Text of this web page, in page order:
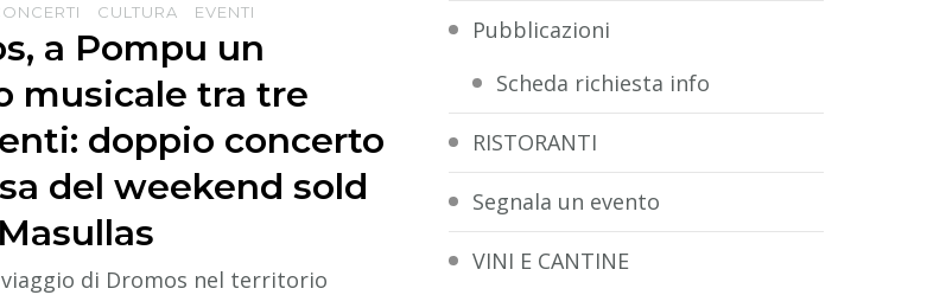
CULTURA EVENTI
a Pompu un
musicale tra tre
doppio concerto
del weekend sold
viaggio di Dromos nel territorio
Pubblicazioni
Scheda richiesta info
RISTORANTI
Segnala un evento
VINI E CANTINE